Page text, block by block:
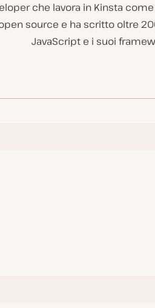
che lavora in Kinsta
source e ha scritto oltre
JavaScript e i suoi